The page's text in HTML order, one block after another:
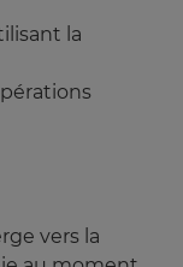
la
vers la